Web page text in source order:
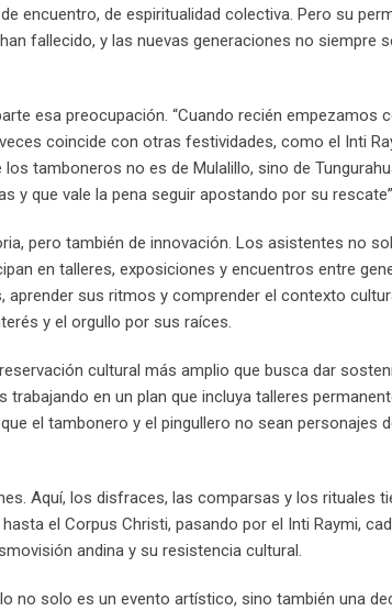
encuentro, de espiritualidad colectiva. Pero su
fallecido, y las nuevas generaciones no siempre
esa preocupación. “Cuando recién empezamos
coincide con otras festividades, como el Inti
tamboneros no es de Mulalillo, sino de
y que vale la pena seguir apostando por su
pero también de innovación. Los asistentes no
en talleres, exposiciones y encuentros entre
sus ritmos y comprender el contexto
y el orgullo por sus raíces.
cultural más amplio que busca dar
en un plan que incluya talleres
el tambonero y el pingullero no sean personajes
Aquí, los disfraces, las comparsas y los rituales
el Corpus Christi, pasando por el Inti Raymi,
andina y su resistencia cultural.
no solo es un evento artístico, sino también una